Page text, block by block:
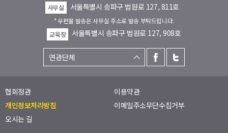
사무실 서울특별시 송파구 법원로 127, 811호
* 우편물 발송은 사무실 주소로 발송 부탁드립니다.
교육장
서울특별시 송파구 법원로 127, 908호
협회정관
이용약관
개인정보처리방침
이메일주소무단수집거부
오시는 길